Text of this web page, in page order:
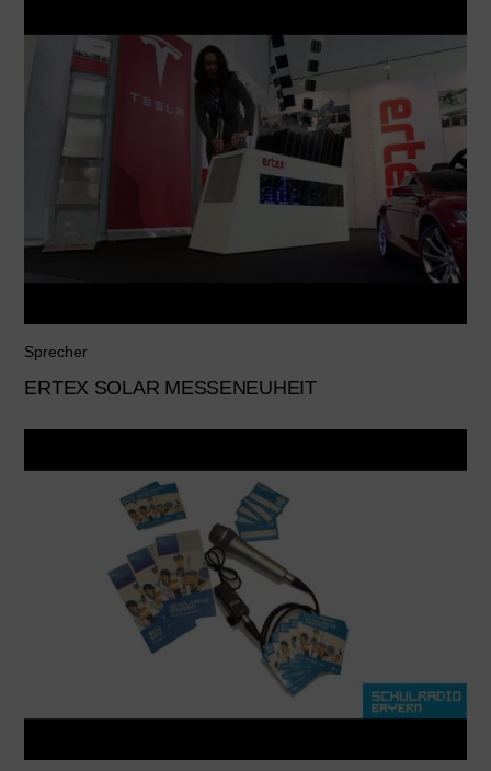
Sprecher
ERTEX SOLAR MESSENEUHEIT